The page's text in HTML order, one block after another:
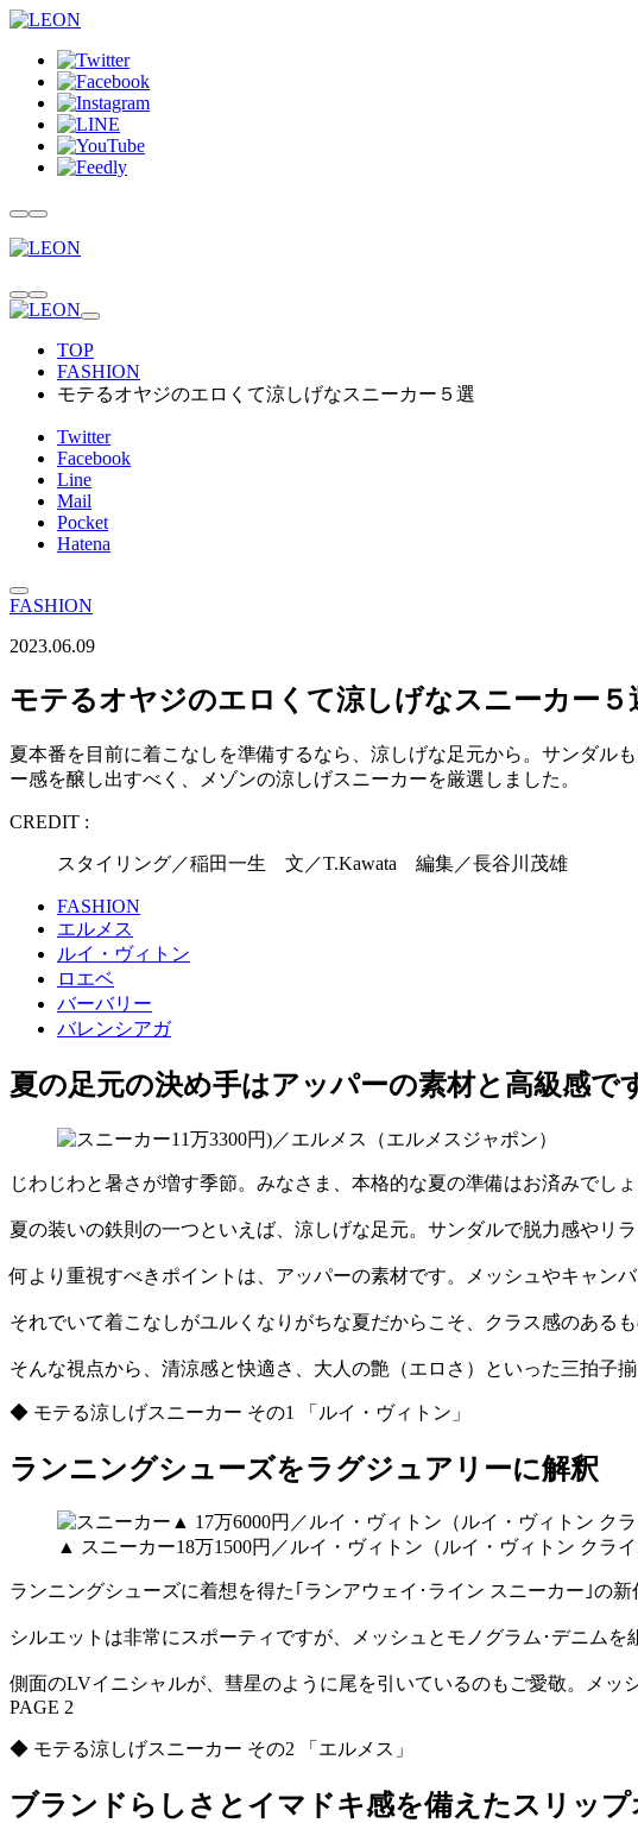
TOP
FASHION
モテるオヤジのエロくて涼しげなスニーカー５選
Twitter
Facebook
Line
Mail
Pocket
Hatena
FASHION
2023.06.09
モテるオヤジのエロくて涼しげなスニーカー５
夏本番を目前に着こなしを準備するなら、涼しげな足元から。サンダル
ー感を醸し出すべく、メゾンの涼しげスニーカーを厳選しました。
CREDIT :
スタイリング／稲田一生 文／T.Kawata 編集／長谷川茂雄
FASHION
エルメス
ルイ・ヴィトン
ロエベ
バーバリー
バレンシアガ
夏の足元の決め手はアッパーの素材と高級感で
じわじわと暑さが増す季節。みなさま、本格的な夏の準備はお済みでしょ
夏の装いの鉄則の一つといえば、涼しげな足元。サンダルで脱力感やリ
何より重視すべきポイントは、アッパーの素材です。メッシュやキャン
それでいて着こなしがユルくなりがちな夏だからこそ、クラス感のある
そんな視点から、清涼感と快適さ、大人の艶（エロさ）といった三拍子
◆ モテる涼しげスニーカー その1 「ルイ・ヴィトン」
ランニングシューズをラグジュアリーに解釈
▲ スニーカー18万1500円／ルイ・ヴィトン（ルイ・ヴィトン クライ
ランニングシューズに着想を得た｢ランアウェイ･ライン スニーカー｣の新
シルエットは非常にスポーティですが、メッシュとモノグラム･デニム
側面のLVイニシャルが、彗星のように尾を引いているのもご愛敬。メッ
PAGE 2
◆ モテる涼しげスニーカー その2 「エルメス」
ブランドらしさとイマドキ感を備えたスリップ